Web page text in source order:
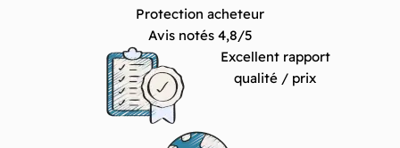
Protection acheteur
Avis notés 4,8/5
Excellent rapport
qualité / prix